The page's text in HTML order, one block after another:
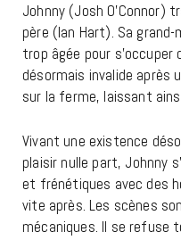
Johnny (Josh O’Connor)
père (Ian Hart). Sa
trop âgée pour
désormais invalide après
sur la ferme, laissant
Vivant une existence
plaisir nulle part, Johnny
et frénétiques avec des
vite après. Les scènes
mécaniques. Il se refuse